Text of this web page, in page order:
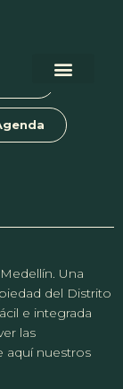
Una
del Distrito
e integrada
las
aquí nuestros